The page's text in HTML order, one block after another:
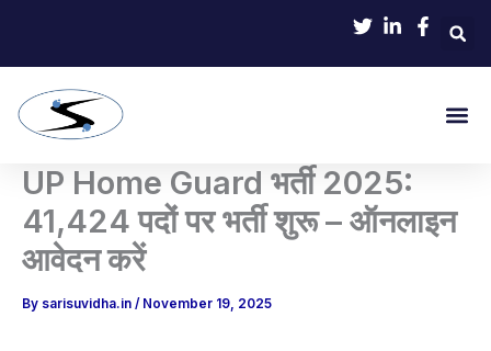
content
UP Home Guard भर्ती 2025:
41,424 पदों पर भर्ती शुरू – ऑनलाइन
आवेदन करें
By sarisuvidha.in / November 19, 2025